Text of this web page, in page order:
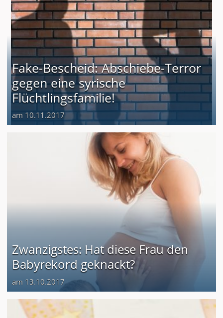
Fake-Bescheid: Abschiebe-Terror
gegen eine syrische
Flüchtlingsfamilie!
am 10.11.2017
Zwanzigstes: Hat diese Frau den
Babyrekord geknackt?
am 13.10.2017